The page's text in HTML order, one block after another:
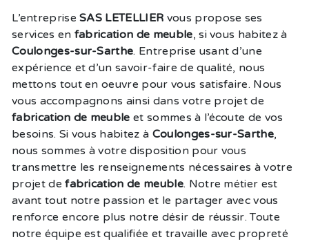
L’entrepriseSAS LETELLIER vous propose ses
services en fabrication de meuble, si vous habitez à
Coulonges-sur-Sarthe. Entreprise usant d’une
expérience et d’un savoir-faire de qualité, nous
mettons tout en oeuvre pour vous satisfaire. Nous
vous accompagnons ainsi dans votre projet de
fabrication de meuble et sommes à l’écoute de vos
besoins. Si vous habitez à Coulonges-sur-Sarthe,
nous sommes à votre disposition pour vous
transmettre les renseignements nécessaires à votre
projet defabrication de meuble. Notre métier est
avant tout notre passion et le partager avec vous
renforce encore plus notre désir de réussir. Toute
notre équipe est qualifiée et travaille avec propreté